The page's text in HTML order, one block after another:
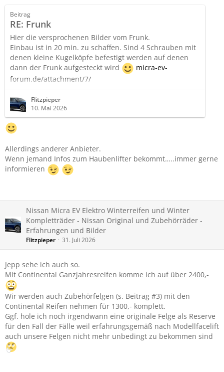
Beitrag
RE: Frunk
Hier die versprochenen Bilder vom Frunk.
Einbau ist in 20 min. zu schaffen. Sind 4 Schrauben mit
denen kleine Kugelköpfe befestigt werden auf denen
dann der Frunk aufgesteckt wird
micra-ev-
forum.de/attachment/7/
micra-ev-forum.de/attachment/8/micra-ev-
forum.de/attachment/9/
forum.de/attachment/10/
forum.de/attachment/11/
Flitzpieper
10. Mai 2026
Allerdings anderer Anbieter.
Wenn jemand Infos zum Haubenlifter bekommt…..immer gerne
informieren
Nissan Micra EV Elektro Winterreifen und Winter
Kompletträder - Nissan Original und Zubehörräder -
Erfahrungen und Bilder
Flitzpieper 31. Juli 2026
Jepp sehe ich auch so.
Mit Continental Ganzjahresreifen komme ich auf über 2400,-
Wir werden auch Zubehörfelgen (s. Beitrag #3) mit den
Continental Reifen nehmen für 1300,- komplett.
Ggf. hole ich noch irgendwann eine originale Felge als Reserve
für den Fall der Fälle weil erfahrungsgemäß nach Modellfacelift
auch unsere Felgen nicht mehr unbedingt zu bekommen sind